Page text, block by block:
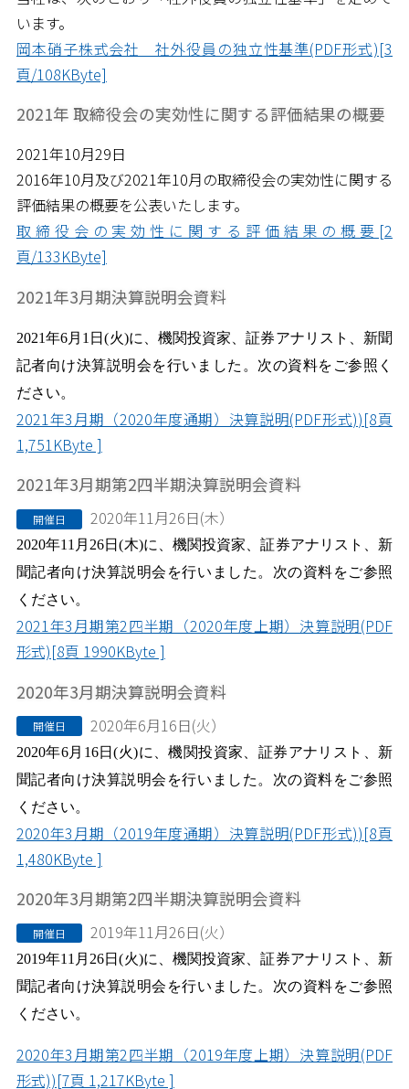
います。
岡本硝子株式会社 社外役員の独立性基準(PDF形式)[3
頁/108KByte]
2021年 取締役会の実効性に関する評価結果の概要
2021年10月29日
2016年10月及び2021年10月の取締役会の実効性に関する
評価結果の概要を公表いたします。
取締役会の実効性に関する評価結果の概要[2
頁/133KByte]
2021年3月期決算説明会資料
2021年6月1日(火)に、機関投資家、証券アナリスト、新聞
記者向け決算説明会を行いました。次の資料をご参照く
ださい。
2021年3月期（2020年度通期）決算説明(PDF形式))[8頁
1,751KByte ]
2021年3月期第2四半期決算説明会資料
開催日 2020年11月26日(木）
2020年11月26日(木)に、機関投資家、証券アナリスト、新
聞記者向け決算説明会を行いました。次の資料をご参照
ください。
2021年3月期第2四半期（2020年度上期）決算説明(PDF
形式)[8頁 1990KByte ]
2020年3月期決算説明会資料
開催日 2020年6月16日(火）
2020年6月16日(火)に、機関投資家、証券アナリスト、新
聞記者向け決算説明会を行いました。次の資料をご参照
ください。
2020年3月期（2019年度通期）決算説明(PDF形式))[8頁
1,480KByte ]
2020年3月期第2四半期決算説明会資料
開催日 2019年11月26日(火）
2019年11月 26日(火)に、機関投資家、証券アナリスト、新
聞記者向け決算説明会を行いました。次の資料をご参照
ください。
2020年3月期第2四半期（2019年度上期）決算説明(PDF
形式))[7頁 1,217KByte ]